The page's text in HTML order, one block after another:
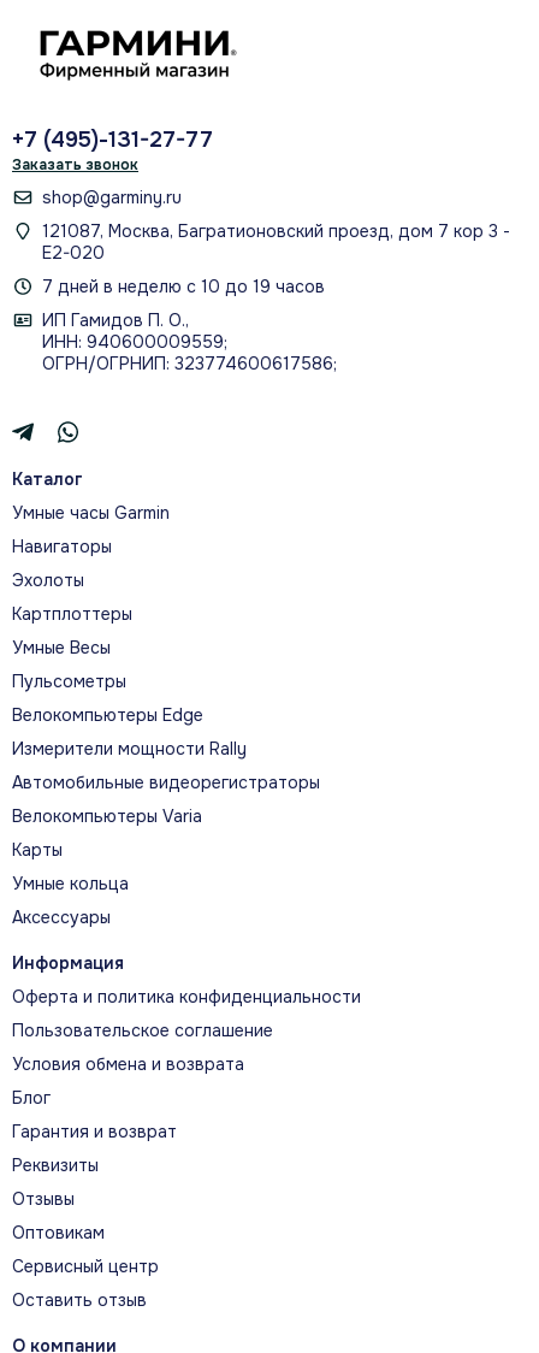
+7 (495)-131-27-77
Заказать звонок
shop@garminy.ru
121087, Москва, Багратионовский проезд, дом 7 кор 3 -
Е2-020
7 дней в неделю с 10 до 19 часов
ИП Гамидов П. О.,
ИНН: 940600009559;
ОГРН/ОГРНИП: 323774600617586;
Каталог
Умные часы Garmin
Навигаторы
Эхолоты
Картплоттеры
Умные Весы
Пульсометры
Велокомпьютеры Edge
Измерители мощности Rally
Автомобильные видеорегистраторы
Велокомпьютеры Varia
Карты
Умные кольца
Аксессуары
Информация
Оферта и политика конфиденциальности
Пользовательское соглашение
Условия обмена и возврата
Блог
Гарантия и возврат
Реквизиты
Отзывы
Оптовикам
Сервисный центр
Оставить отзыв
О компании